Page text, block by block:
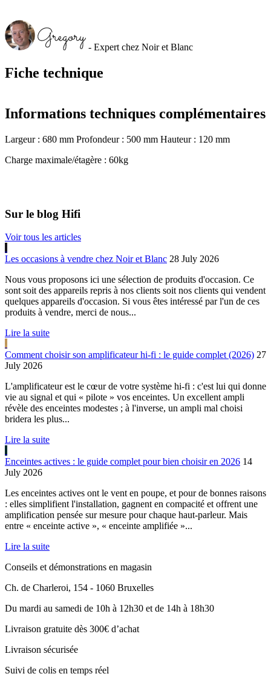
Fiche technique
Informations techniques complémentaires
Largeur : 680 mm Profondeur : 500 mm Hauteur : 120 mm
Charge maximale/étagère : 60kg
- Expert chez Noir et Blanc
Sur le blog Hifi
Voir tous les articles
Les occasions à vendre chez Noir et Blanc 28 July 2026
Nous vous proposons ici une sélection de produits d'occasion. Ce
sont soit des appareils repris à nos clients soit nos clients qui vendent
quelques appareils d'occasion. Si vous êtes intéressé par l'un de ces
produits à vendre, merci de nous...
Lire la suite
Comment choisir son amplificateur hi-fi : le guide complet (2026) 27
July 2026
L'amplificateur est le cœur de votre système hi-fi : c'est lui qui donne
vie au signal et qui « pilote » vos enceintes. Un excellent ampli
révèle des enceintes modestes ; à l'inverse, un ampli mal choisi
bridera les plus...
Lire la suite
Enceintes actives : le guide complet pour bien choisir en 2026 14
July 2026
Les enceintes actives ont le vent en poupe, et pour de bonnes raisons
: elles simplifient l'installation, gagnent en compacité et offrent une
amplification pensée sur mesure pour chaque haut-parleur. Mais
entre « enceinte active », « enceinte amplifiée »...
Lire la suite
Conseils et démonstrations en magasin
Ch. de Charleroi, 154 - 1060 Bruxelles
Du mardi au samedi de 10h à 12h30 et de 14h à 18h30
Livraison gratuite dès 300€ d’achat
Livraison sécurisée
Suivi de colis en temps réel